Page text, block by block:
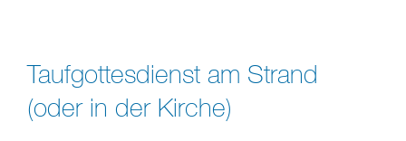
Taufgottesdienst am Strand
(oder in der Kirche)